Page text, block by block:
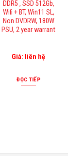
DDR5 , SSD 512Gb,
Wifi + BT, Win11 SL,
Non DVDRW, 180W
PSU, 2 year warrant
Giá: liên hệ
ĐỌC TIẾP